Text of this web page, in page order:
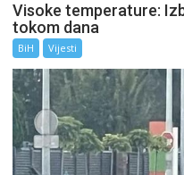
Visoke temperature:
tokom dana
BiH Vijesti